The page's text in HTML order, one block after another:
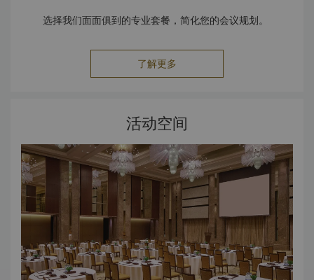
选择我们面面俱到的专业套餐，简化您的会议规划。
了解更多
活动空间